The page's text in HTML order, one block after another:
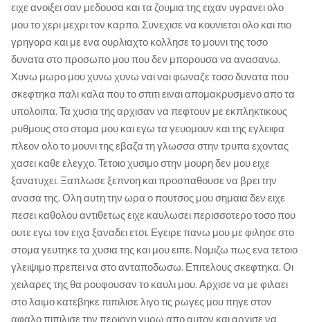
ειχε ανοιξει σαν μεδουσα και τα ζουμια της ειχαν υγρανει ολο
μου το χερι μεχρι τον καρπο. Συνεχισε να κουνιεται ολο και πιο
γρηγορα και με ενα ουρλιαχτο κολλησε το μουνι της τοσο
δυνατα στο προσωπο μου που δεν μπορουσα να ανασανω.
Χυνω μωρο μου χυνω χυνω ναι ναι φωναζε τοσο δυνατα που
σκεφτηκα παλι καλα που το σπιτι ειναι απομακρυσμενο απο τα
υπολοιπα. Τα χυσια της αρχισαν να πεφτουν με εκπληκτικους
ρυθμους στο στομα μου και εγω τα γευομουν και της εγλειφα
πλεον ολο το μουνι της εβαζα τη γλωσσα στην τρυπα εχοντας
χασει καθε ελεγχο. Τετοιο χυσιμο στην μουρη δεν μου ειχε
ξανατυχει. Ξαπλωσε ξεπνοη και προσπαθουσε να βρει την
ανασα της. Ολη αυτη την ωρα ο πουτσος μου σημαια δεν ειχε
πεσει καθολου αντιθετως ειχε καυλωσει περισσοτερο τοσο που
ουτε εγω τον ειχα ξαναδει ετσι. Εγειρε πανω μου με φιλησε στο
στομα γευτηκε τα χυσια της και μου ειπε. Νομιζω πως ενα τετοιο
γλειψιμο πρεπει να στο ανταποδωσω. Επιτελους σκεφτηκα. Οι
χειλαρες της θα ρουφουσαν το καυλι μου. Αρχισε να με φιλαει
στο λαιμο κατεβηκε πιπιλισε λιγο τις ρωγες μου πηγε στον
αφαλο πιπιλισε την περιοχη γυρω απο αυτον και αρχισε να